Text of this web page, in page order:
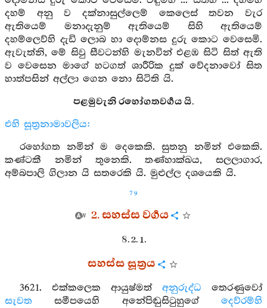
දහම් අනු ව දක්නාසුල්ලෙම් කෙලෙස් තවන වැර
ඇතියෙම් මනාදැනුම් ඇතියෙම් සිහි ඇතියෙම්
දහම්ලෙව්හි දැඩි ලොබ හා දොම්නස දුරු කොට වෙසෙමි.
ඇවැත්නි, මේ සිවු සීවටන්හි මැනවින් එළඹ සිටි සිත් ඇති
ව වෙසෙන මාගේ හටගත් ශාරීරික දුක් වේදනාවෝ සිත
හාත්පසින් අල්ලා ගෙන නො සිටිති යි.
පළමුවැනි රහෝගතවර්‍ගය යි.
එහි සූත්‍රනාමාවලිය:
රහෝගත නමින් ම දෙකෙකි. සුතනු නමින් එකෙකි.
කණ්ටකී නමින් තුනෙකි. තණ්හාක්ඛය, සලලාගාර,
අම්බපාලි ගිලාන යි සතරෙකි යි. මුළුල්ල දශයෙකි යි.
79
2. සහස්ස වර්‍ගය
8. 2. 1.
සහස්ස සූත්‍රය
3621. එක්කලෙක ආයුෂ්මත් අනුරුද්ධ තෙරණුවෝ
සැවත සමීපයෙහි අනේපිඬුසිටුහුගේ දෙව්රම්හි